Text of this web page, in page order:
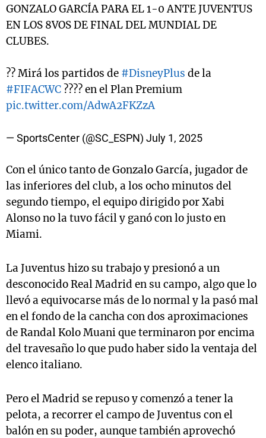
GONZALO GARCÍA PARA EL 1-0 ANTE JUVENTUS
EN LOS 8VOS DE FINAL DEL MUNDIAL DE
CLUBES.
?? Mirá los partidos de #DisneyPlus de la
#FIFACWC ???? en el Plan Premium
pic.twitter.com/AdwA2FKZzA
— SportsCenter (@SC_ESPN) July 1, 2025
Con el único tanto de Gonzalo García, jugador de
las inferiores del club, a los ocho minutos del
segundo tiempo, el equipo dirigido por Xabi
Alonso no la tuvo fácil y ganó con lo justo en
Miami.
La Juventus hizo su trabajo y presionó a un
desconocido Real Madrid en su campo, algo que lo
llevó a equivocarse más de lo normal y la pasó mal
en el fondo de la cancha con dos aproximaciones
de Randal Kolo Muani que terminaron por encima
del travesaño lo que pudo haber sido la ventaja del
elenco italiano.
Pero el Madrid se repuso y comenzó a tener la
pelota, a recorrer el campo de Juventus con el
balón en su poder, aunque también aprovechó